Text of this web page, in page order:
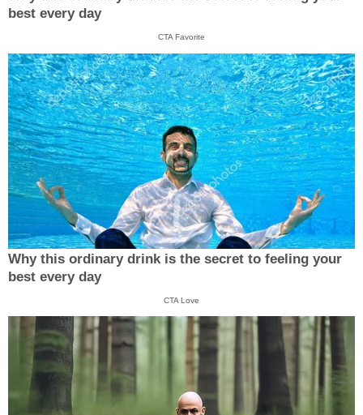
best every day
CTA Favorite
Why this ordinary drink is the secret to feeling your
best every day
CTA Love